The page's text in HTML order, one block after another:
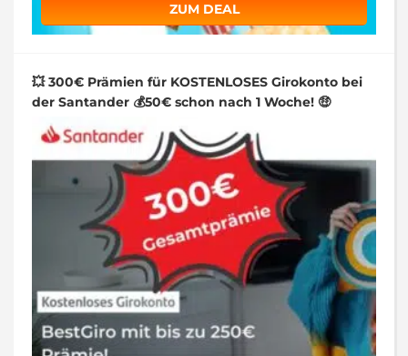
ZUM DEAL
💥 300€ Prämien für KOSTENLOSES Girokonto bei
der Santander 💰50€ schon nach 1 Woche! 🤑